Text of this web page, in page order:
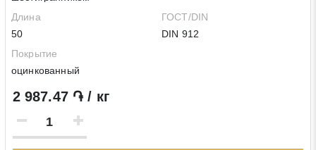
Длина
50
ГОСТ/DIN
DIN 912
Покрытие
оцинкованный
2 987.47 ֏ / кг